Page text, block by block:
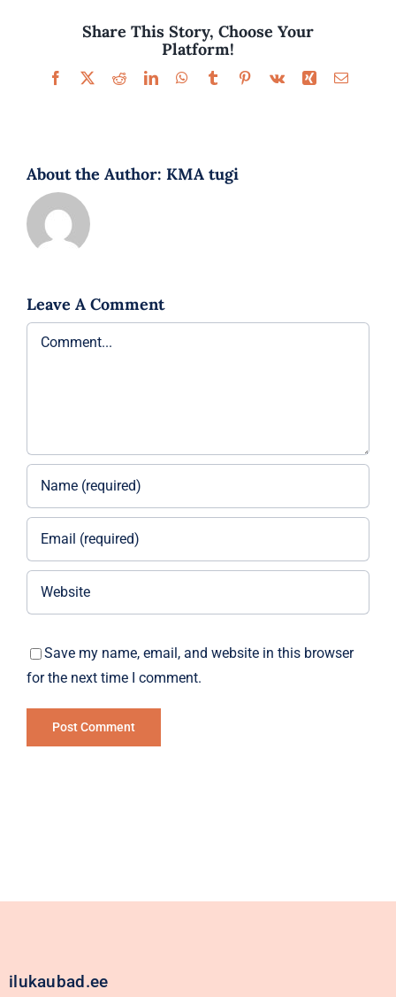
Share This Story, Choose Your
Platform!
Facebook
X RedditLinkedInWhatsApp
TumblrPinterest
Vk Xing Email
About the Author: KMA tugi
Leave A Comment
Comment
Save my name, email, and website in this browser
for the next time I comment.
ilukaubad.ee